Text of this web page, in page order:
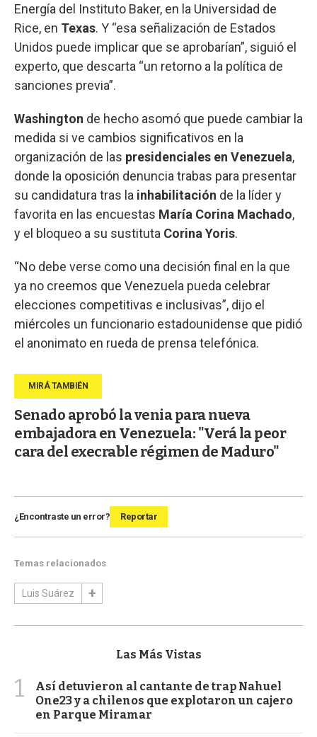
Energía del Instituto Baker, en la Universidad de
Rice, en Texas. Y “esa señalización de Estados
Unidos puede implicar que se aprobarían”, siguió el
experto, que descarta “un retorno a la política de
sanciones previa”.
Washington de hecho asomó que puede cambiar la
medida si ve cambios significativos en la
organización de las presidenciales en Venezuela,
donde la oposición denuncia trabas para presentar
su candidatura tras la inhabilitación de la líder y
favorita en las encuestas María Corina Machado,
y el bloqueo a su sustituta Corina Yoris.
“No debe verse como una decisión final en la que
ya no creemos que Venezuela pueda celebrar
elecciones competitivas e inclusivas”, dijo el
miércoles un funcionario estadounidense que pidió
el anonimato en rueda de prensa telefónica.
Senado aprobó la venia para nueva
embajadora en Venezuela: "Verá la peor
cara del execrable régimen de Maduro"
¿Encontraste un error? Reportar
Temas relacionados
Luis Suárez
Las Más Vistas
1
Así detuvieron al cantante de trap Nahuel
One23 y a chilenos que explotaron un cajero
en Parque Miramar